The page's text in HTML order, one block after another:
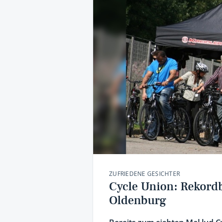
ZUFRIEDENE GESICHTER
Cycle Union:
Oldenburg